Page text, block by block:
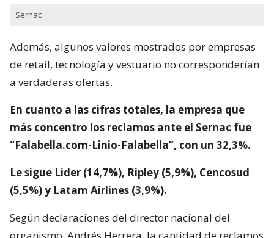
Sernac
Además, algunos valores mostrados por empresas
de retail, tecnología y vestuario no corresponderían
a verdaderas ofertas.
En cuanto a las cifras totales, la empresa que
más concentro los reclamos ante el Sernac fue
“Falabella.com-Linio-Falabella”, con un 32,3%.
Le sigue Lider (14,7%), Ripley (5,9%), Cencosud
(5,5%) y Latam Airlines (3,9%).
Según declaraciones del director nacional del